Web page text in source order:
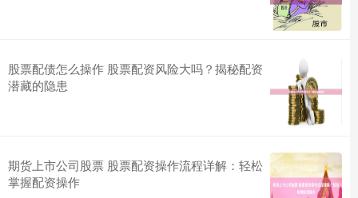
股票配债怎么操作 股票配资风险大吗？揭秘配资
潜藏的隐患
期货上市公司股票 股票配资操作流程详解：轻松
掌握配资操作